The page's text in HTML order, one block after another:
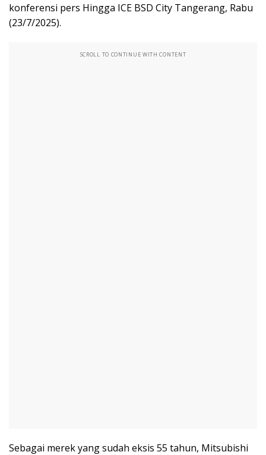
konferensi pers Hingga ICE BSD City Tangerang, Rabu
(23/7/2025).
SCROLL TO CONTINUE WITH CONTENT
Sebagai merek yang sudah eksis 55 tahun, Mitsubishi